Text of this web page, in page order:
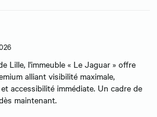
Lille, l'immeuble « Le Jaguar » offre
alliant visibilité maximale,
accessibilité immédiate. Un cadre de
maintenant.